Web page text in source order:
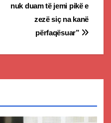
nuk duam të jemi pikë e
zezë siç na kanë
përfaqësuar”